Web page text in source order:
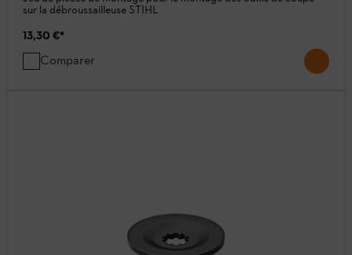
sur la débroussailleuse STIHL
13,30 €*
Comparer